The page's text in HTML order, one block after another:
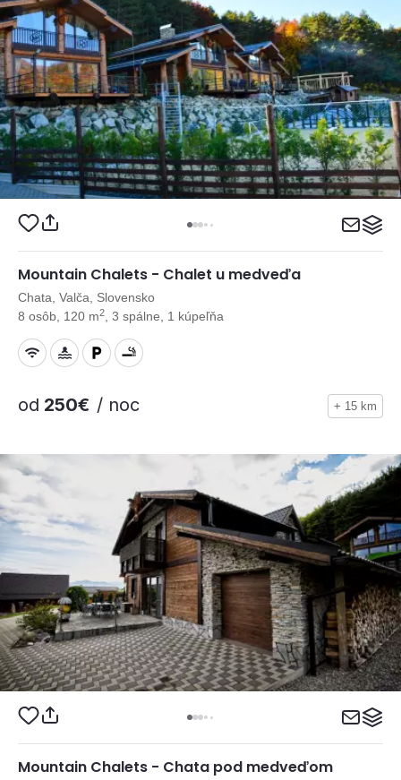
Mountain Chalets - Chalet u medveďa
Chata, Valča, Slovensko
8 osôb, 120 m2 , 3 spálne, 1 kúpeľňa
od 250€ / noc + 15 km
Mountain Chalets - Chata pod medveďom